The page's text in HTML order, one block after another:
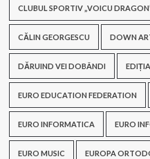
CLUBUL SPORTIV „VOICU
CĂLIN GEORGESCU DOWN
DĂRUIND VEI DOBÂNDI
EURO EDUCATION FEDERATION
EURO INFORMATICA EURO
EURO MUSIC EUROPA